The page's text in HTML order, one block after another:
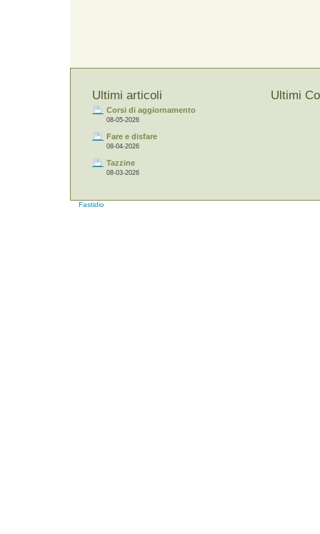
Ultimi articoli
Corsi di aggiornamento
08-05-2026
Fare e disfare
08-04-2026
Tazzine
08-03-2026
Ultimi
Fastidio